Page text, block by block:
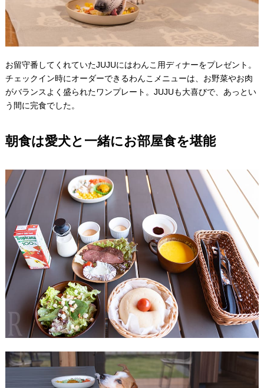
お留守番してくれていたJUJUにはわんこ用ディナーをプレゼント。
チェックイン時にオーダーできるわんこメニューは、お野菜やお肉
がバランスよく盛られたワンプレート。JUJUも大喜びで、あっとい
う間に完食でした。
朝食は愛犬と一緒にお部屋食を堪能